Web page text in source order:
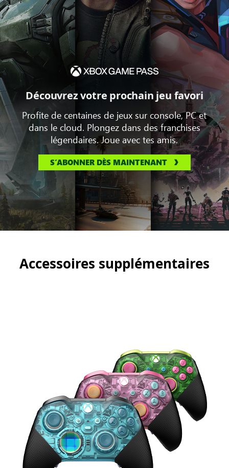
Découvrez votre prochain jeu favori
Profite de centaines de jeux sur console, PC et
dans le cloud. Plongez dans des franchises
légendaires. Joue avec tes amis.
S’ABONNER DÈS MAINTENANT
Accessoires supplémentaires